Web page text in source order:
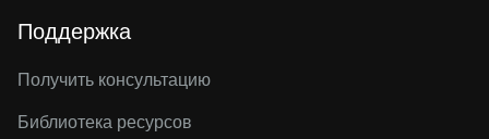
Поддержка
Получить консультацию
Библиотека ресурсов